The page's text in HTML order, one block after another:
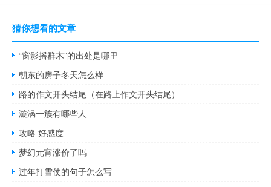
猜你想看的文章
“窗影摇群木”的出处是哪里
朝东的房子冬天怎么样
路的作文开头结尾（在路上作文开头结尾）
漩涡一族有哪些人
攻略 好感度
梦幻元宵涨价了吗
过年打雪仗的句子怎么写